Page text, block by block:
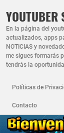
YOUTUBER
En la página del
actualizados, apps
NOTICIAS y
me sigues formarás
tendrás la
Políticas de
Contacto